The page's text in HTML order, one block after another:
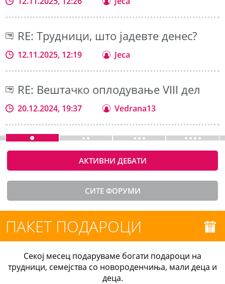
RE: Трудници, што јадевте денес?
12.11.2025, 12:19 Jeca
RE: Вештачко оплодување VIII дел
20.12.2024, 19:37 Vedrana13
АКТИВНИ ДЕБАТИ
СИТЕ ФОРУМИ
ПАКЕТ ПОДАРОЦИ
Секој месец подаруваме богати подароци на
трудници, семејства со новороденчиња, мали деца и
деца.